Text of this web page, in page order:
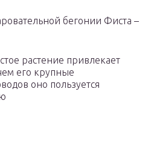
бегонии Фиста –
растение привлекает
его крупные
оно пользуется